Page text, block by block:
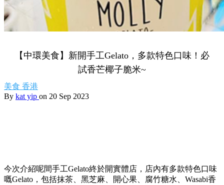
【中環美食】新開手工Gelato，多款特色口味！必
試香芒椰子脆米~
美食 香港
By kat yip on 20 Sep 2023
今次介紹呢間手工Gelato終於開實體店，店內有多款特色口味
嘅Gelato，包括抹茶、黑芝麻、開心果、腐竹糖水、Wasabi香